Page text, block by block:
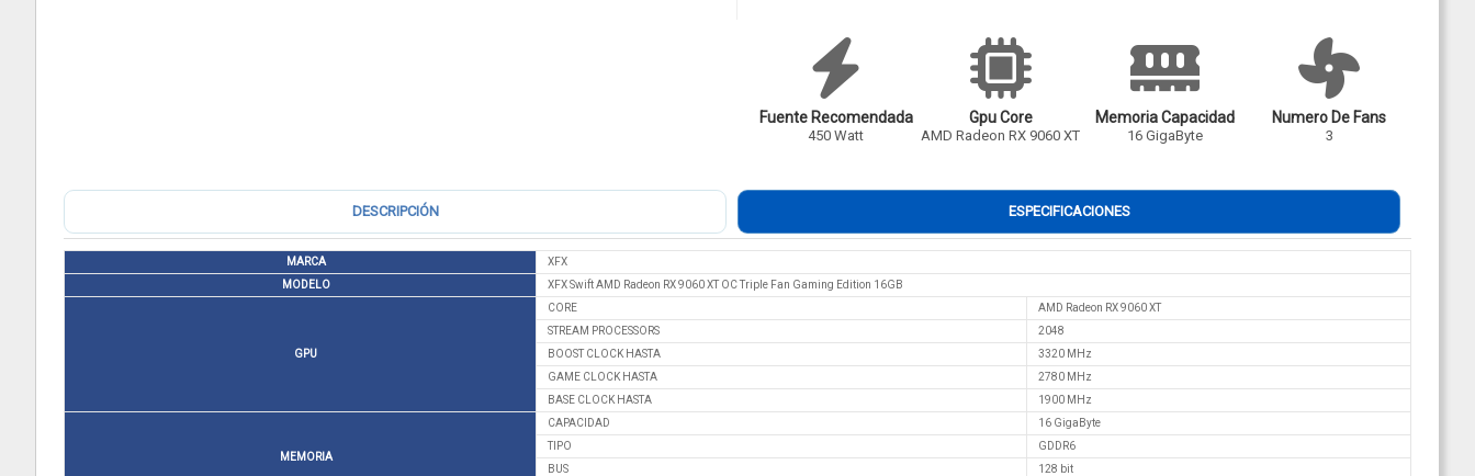
Fuente Recomendada
450 Watt
Gpu Core
AMD Radeon RX 9060 XT
Memoria Capacidad
16 GigaByte
Numero De Fans
3
DESCRIPCIÓN ESPECIFICACIONES
MARCA
XFX
MODELO
XFX Swift AMD Radeon RX 9060 XT OC Triple Fan Gaming Edition 16GB
GPU
CORE
AMD Radeon RX 9060 XT
STREAM PROCESSORS
2048
BOOST CLOCK HASTA
3320 MHz
GAME CLOCK HASTA
2780 MHz
BASE CLOCK HASTA
1900 MHz
MEMORIA
CAPACIDAD
16 GigaByte
TIPO
GDDR6
BUS
128 bit